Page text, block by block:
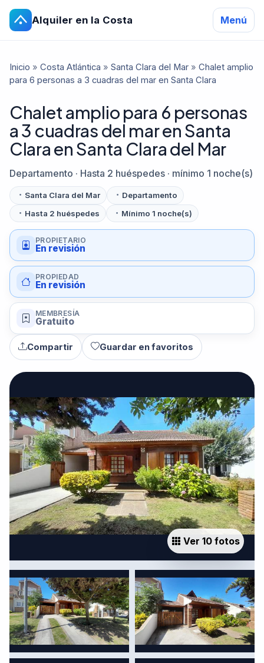
Alquiler en la Costa Menú
Inicio » Costa Atlántica » Santa Clara del Mar » Chalet amplio
para 6 personas a 3 cuadras del mar en Santa Clara
Chalet amplio para 6 personas
a 3 cuadras del mar en Santa
Clara en Santa Clara del Mar
Departamento · Hasta 2 huéspedes · mínimo 1 noche(s)
Santa Clara del Mar
Departamento
Hasta 2 huéspedes
Mínimo 1 noche(s)
PROPIETARIO
En revisión
PROPIEDAD
En revisión
MEMBRESÍA
Gratuito
Compartir Guardar en favoritos
Ver 10 fotos